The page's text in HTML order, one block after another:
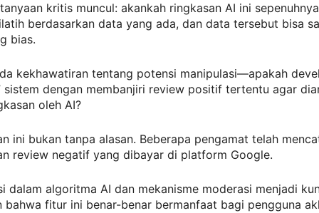
kritis muncul: akankah ringkasan AI ini
berdasarkan data yang ada, dan data tersebut bisa
bias.
kekhawatiran tentang potensi manipulasi—apakah
sistem dengan membanjiri review positif tertentu agar
oleh AI?
ini bukan tanpa alasan. Beberapa pengamat telah
review negatif yang dibayar di platform Google.
dalam algoritma AI dan mekanisme moderasi menjadi
bahwa fitur ini benar-benar bermanfaat bagi pengguna